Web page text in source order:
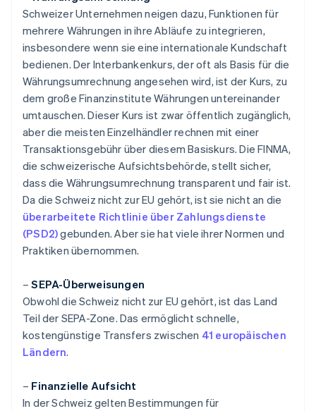
Schweizer Unternehmen neigen dazu, Funktionen für
mehrere Währungen in ihre Abläufe zu integrieren,
insbesondere wenn sie eine internationale Kundschaft
bedienen. Der Interbankenkurs, der oft als Basis für die
Währungsumrechnung angesehen wird, ist der Kurs, zu
dem große Finanzinstitute Währungen untereinander
umtauschen. Dieser Kurs ist zwar öffentlich zugänglich,
aber die meisten Einzelhändler rechnen mit einer
Transaktionsgebühr über diesem Basiskurs. Die FINMA,
die schweizerische Aufsichtsbehörde, stellt sicher,
dass die Währungsumrechnung transparent und fair ist.
Da die Schweiz nicht zur EU gehört, ist sie nicht an die
überarbeitete Richtlinie über Zahlungsdienste
(PSD2)gebunden. Aber sie hat viele ihrer Normen und
Praktiken übernommen.
–SEPA-Überweisungen
Obwohl die Schweiz nicht zur EU gehört, ist das Land
Teil der SEPA-Zone. Das ermöglicht schnelle,
kostengünstige Transfers zwischen 41 europäischen
Ländern.
– Finanzielle Aufsicht
In der Schweiz gelten Bestimmungen für